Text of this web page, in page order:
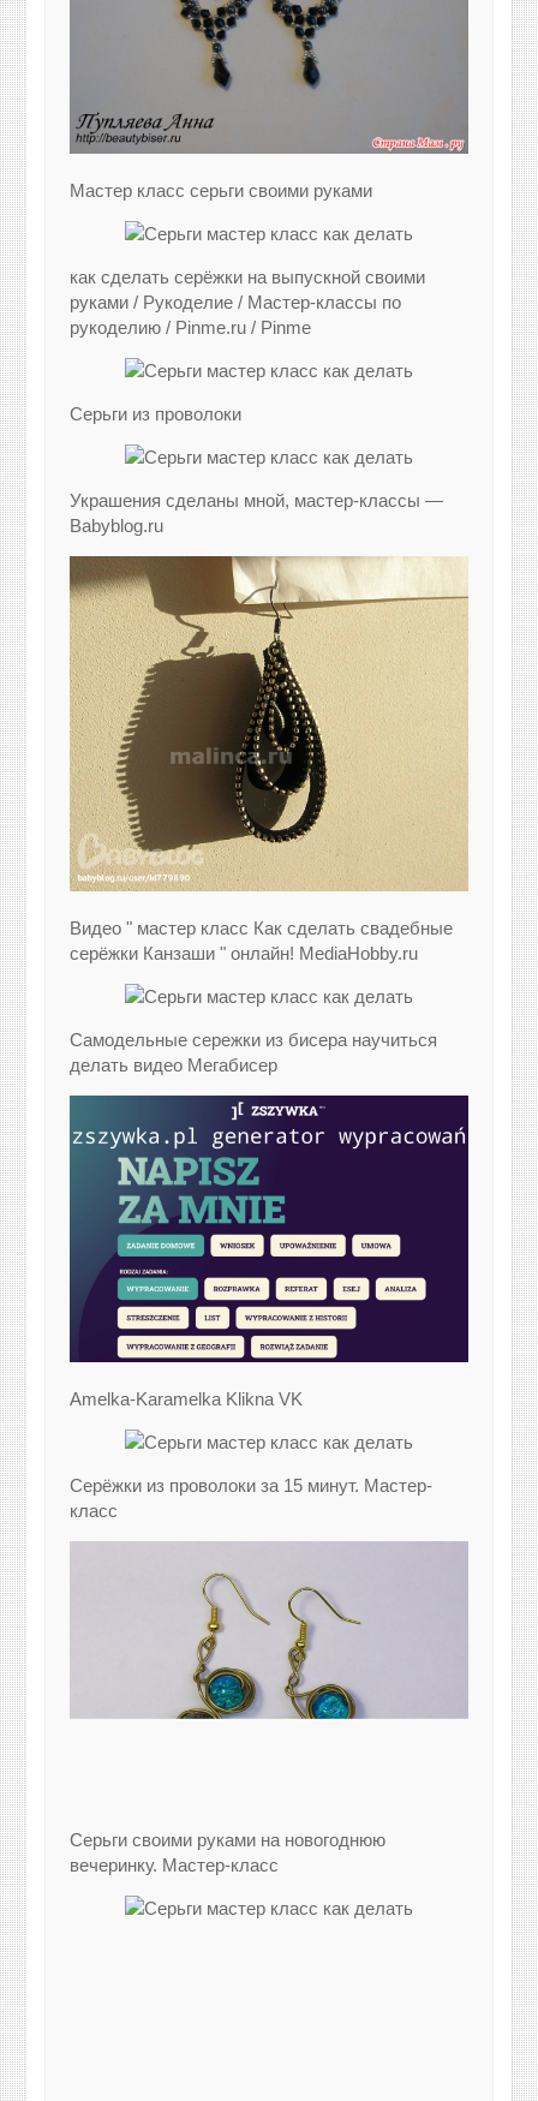
Мастер класс серьги своими руками
как сделать серёжки на выпускной своими
руками / Рукоделие / Мастер-классы по
рукоделию / Pinme.ru / Pinme
Серьги из проволоки
Украшения сделаны мной, мастер-классы —
Babyblog.ru
Видео " мастер класс Как сделать свадебные
серёжки Канзаши " онлайн! MediaHobby.ru
Самодельные сережки из бисера научиться
делать видео Мегабисер
Amelka-Karamelka Klikna VK
Серёжки из проволоки за 15 минут. Мастер-
класс
Серьги своими руками на новогоднюю
вечеринку. Мастер-класс